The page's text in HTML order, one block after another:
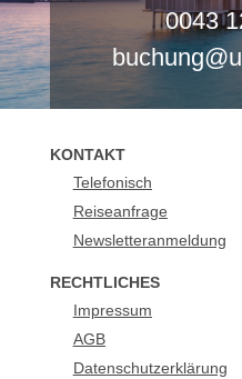
0043
KONTAKT
Telefonisch
Reiseanfrage
Newsletteranmeldung
RECHTLICHES
Impressum
AGB
Datenschutzerklärung